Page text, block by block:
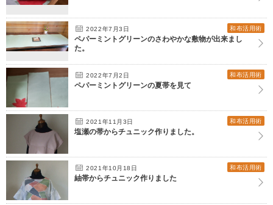
2022年7月3日 和布活用術
ペパーミントグリーンのさわやかな敷物が出来まし
た。
2022年7月2日 和布活用術
ペパーミントグリーンの夏帯を見て
2021年11月3日 和布活用術
塩瀬の帯からチュニック作りました。
2021年10月18日 和布活用術
紬帯からチュニック作りました